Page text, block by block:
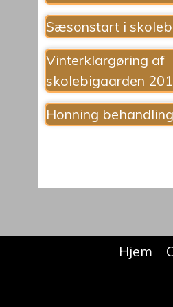
Sæsonstart i
Vinterklargøring af
skolebigaarden
Honning
Hjem